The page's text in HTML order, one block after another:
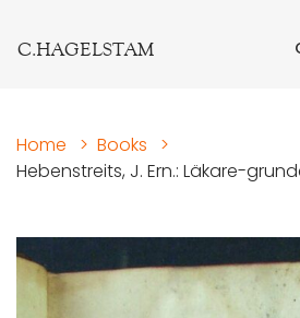
C.HAGELSTAM
Home > Books
>
Hebenstreits, J. Ern.: Läkare-